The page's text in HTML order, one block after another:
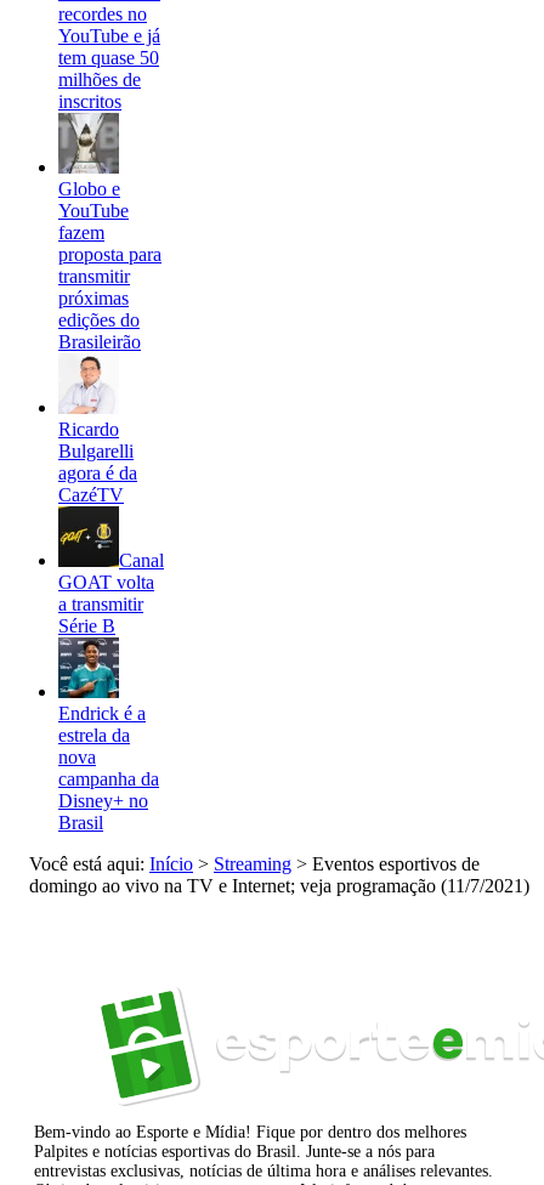
recordes no
YouTube e já
tem quase 50
milhões de
inscritos
Globo e
YouTube
fazem
proposta para
transmitir
próximas
edições do
Brasileirão
Ricardo
Bulgarelli
agora é da
CazéTV
Canal
GOAT volta
a transmitir
Série B
Endrick é a
estrela da
nova
campanha da
Disney+ no
Brasil
Você está aqui: Início > Streaming > Eventos esportivos de
domingo ao vivo na TV e Internet; veja programação (11/7/2021)
Bem-vindo ao Esporte e Mídia! Fique por dentro dos melhores
Palpites e notícias esportivas do Brasil. Junte-se a nós para
entrevistas exclusivas, notícias de última hora e análises relevantes.